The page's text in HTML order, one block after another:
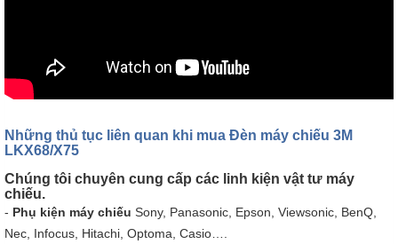
Những thủ tục liên quan khi mua Đèn máy chiếu 3M
LKX68/X75
Chúng tôi chuyên cung cấp các linh kiện vật tư máy
chiếu.
- Phụ kiện máy chiếu Sony, Panasonic, Epson, Viewsonic, BenQ,
Nec, Infocus, Hitachi, Optoma, Casio….